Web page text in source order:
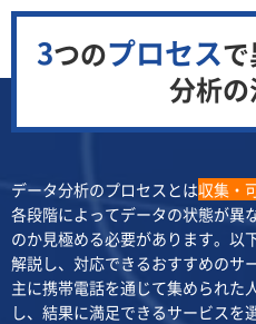
3つのプロセス
分析
データ分析のプロセスとは収集・
各段階によってデータの状態が異
のか見極める必要があります。以
解説し、対応できるおすすめのサ
主に携帯電話を通じて集められた
し、結果に満足できるサービスを